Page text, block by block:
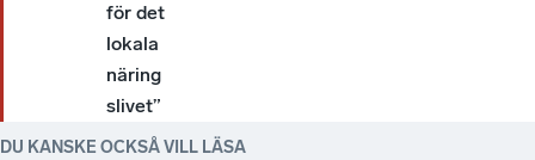
för det
lokala
näring
slivet”
DU KANSKE OCKSÅ VILL LÄSA